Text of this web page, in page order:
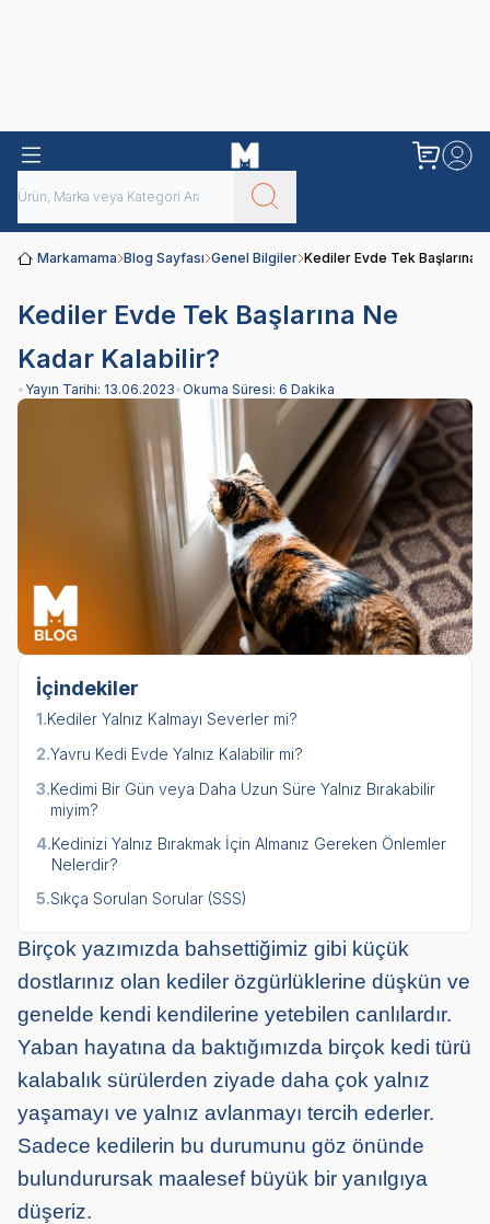
Markamama Blog Sayfası Genel Bilgiler Kediler Evde Tek Başlarına
Kediler Evde Tek Başlarına Ne
Kadar Kalabilir?
• Yayın Tarihi: 13.06.2023•Okuma Süresi: 6 Dakika
İçindekiler
1.Kediler Yalnız Kalmayı Severler mi?
2.Yavru Kedi Evde Yalnız Kalabilir mi?
3.Kedimi Bir Gün veya Daha Uzun Süre Yalnız Bırakabilir
miyim?
4.Kedinizi Yalnız Bırakmak İçin Almanız Gereken Önlemler
Nelerdir?
5.Sıkça Sorulan Sorular (SSS)
Birçok yazımızda bahsettiğimiz gibi küçük
dostlarınız olan kediler özgürlüklerine düşkün ve
genelde kendi kendilerine yetebilen canlılardır.
Yaban hayatına da baktığımızda birçok kedi türü
kalabalık sürülerden ziyade daha çok yalnız
yaşamayı ve yalnız avlanmayı tercih ederler.
Sadece kedilerin bu durumunu göz önünde
bulundurursak maalesef büyük bir yanılgıya
düşeriz.